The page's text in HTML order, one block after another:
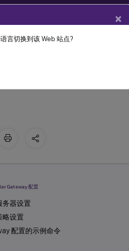
Citrix Secure Private Access - 本地
序的 NetScaler
Gateway 配置
务器设置
略设置
配置的示例命令
×
言切换到该 Web 站点?